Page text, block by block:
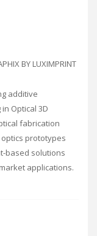
BY LUXIMPRINT
additive
Optical 3D
fabrication
prototypes
based solutions
applications.